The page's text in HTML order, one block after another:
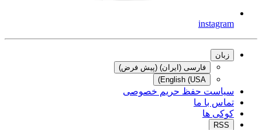
instagram
زبان
فارسی (ایران) (پیش فرض)
English (USA)
سیاست حفظ حریم خصوصی
تماس با ما
کوکی ها
RSS